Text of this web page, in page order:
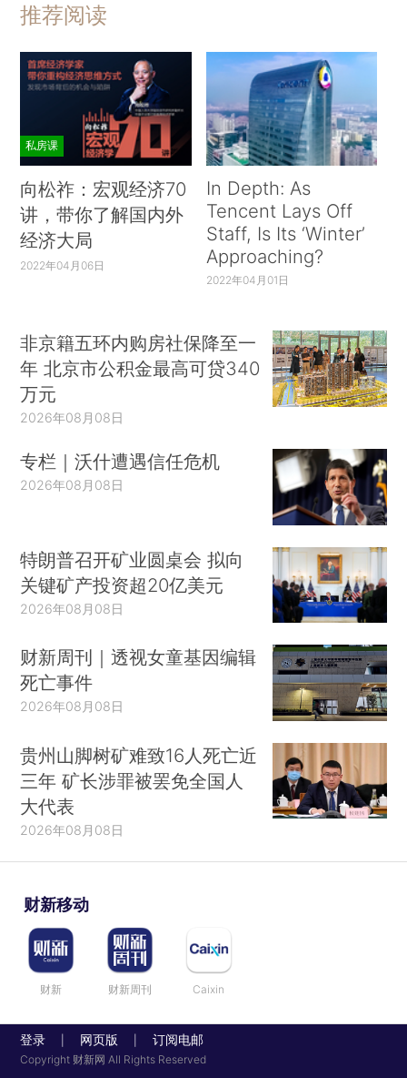
推荐阅读
私房课
向松祚：宏观经济70
讲，带你了解国内外
经济大局
2022年04月06日
In Depth: As
Tencent Lays Off
Staff, Is Its ‘Winter’
Approaching?
2022年04月01日
非京籍五环内购房社保降至一
年 北京市公积金最高可贷340
万元
2026年08月08日
专栏｜沃什遭遇信任危机
2026年08月08日
特朗普召开矿业圆桌会 拟向
关键矿产投资超20亿美元
2026年08月08日
财新周刊｜透视女童基因编辑
死亡事件
2026年08月08日
贵州山脚树矿难致16人死亡近
三年 矿长涉罪被罢免全国人
大代表
2026年08月08日
财新移动
财新 财新周刊 Caixin
登录 网页版 订阅电邮
Copyright 财新网 All Rights Reserved